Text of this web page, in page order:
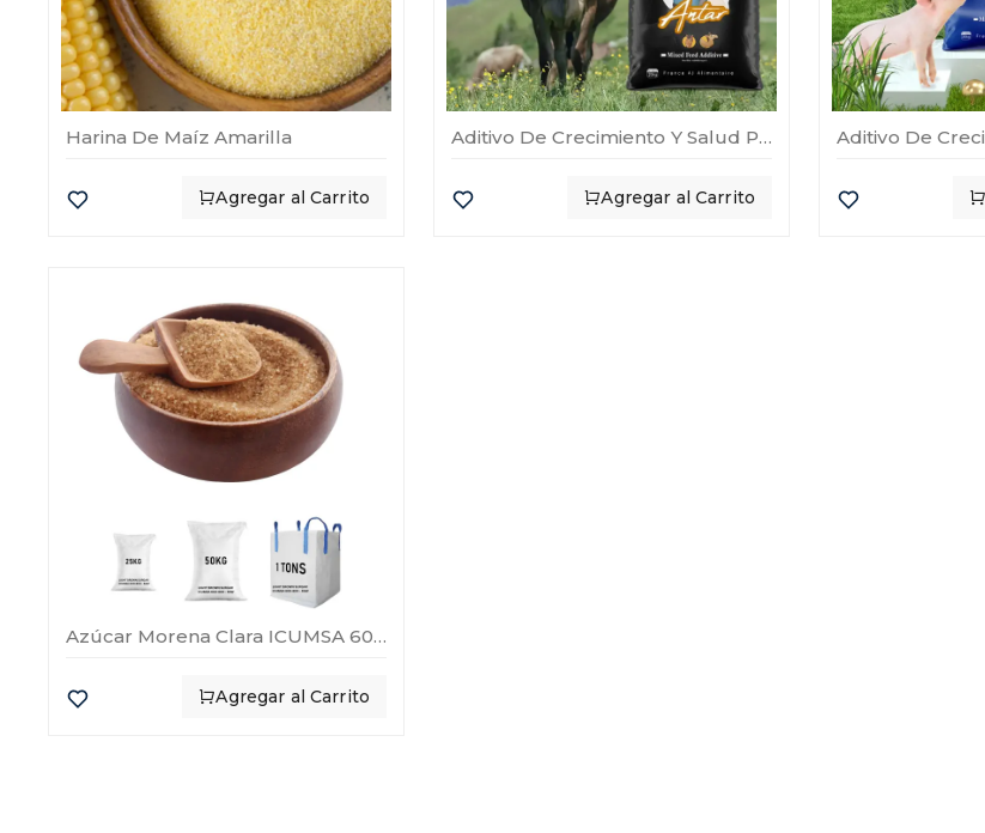
Harina De Maíz Amarilla
Agregar al Carrito
Aditivo De Crecimiento Y Salud Para Rumiantes Antar
Agregar al Carrito
Azúcar Morena Clara ICUMSA 600–800 – Cruda
Agregar al Carrito